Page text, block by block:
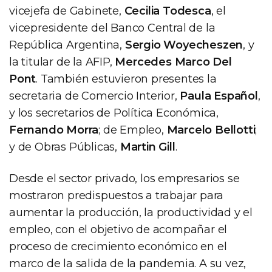
vicejefa de Gabinete, Cecilia Todesca, el
vicepresidente del Banco Central de la
República Argentina, Sergio Woyecheszen, y
la titular de la AFIP, Mercedes Marco Del
Pont. También estuvieron presentes la
secretaria de Comercio Interior, Paula Español ,
y los secretarios de Política Económica,
Fernando Morra; de Empleo, Marcelo Bellotti;
y de Obras Públicas, Martin Gill .
Desde el sector privado, los empresarios se
mostraron predispuestos a trabajar para
aumentar la producción, la productividad y el
empleo, con el objetivo de acompañar el
proceso de crecimiento económico en el
marco de la salida de la pandemia. A su vez,